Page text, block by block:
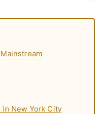
New York City